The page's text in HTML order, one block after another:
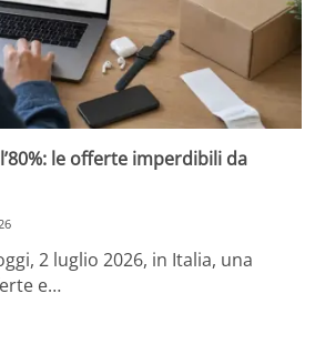
le offerte imperdibili da
2 luglio 2026, in Italia, una
e…